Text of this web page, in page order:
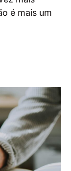
é mais um